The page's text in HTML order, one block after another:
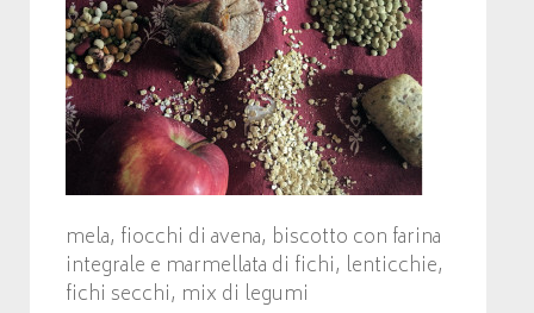
mela, fiocchi di avena, biscotto con farina
integrale e marmellata di fichi, lenticchie,
fichi secchi, mix di legumi